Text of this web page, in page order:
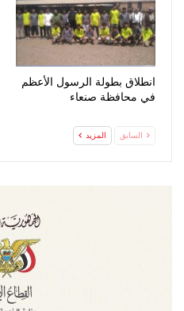
انطلاق بطولة الرسول الأعظم
في محافظة صنعاء
السابق المزيد